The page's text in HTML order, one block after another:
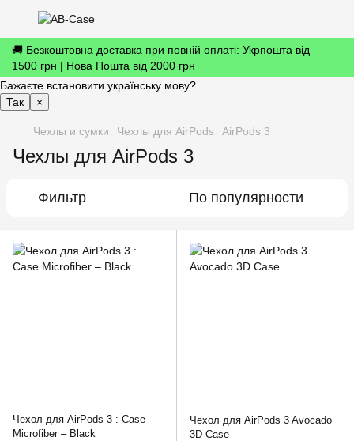
🚚 Безкоштовна доставка при повній оплаті: Укрпошта від
1500 грн | Нова Пошта від 2000 грн
Бажаєте встановити українську мову?
Так
×
Чехлы и сумки Чехлы для AirPods AirPods 3
Чехлы для AirPods 3
Фильтр По популярности
Чехол для AirPods 3 : Case
Microfiber – Black
Чехол для AirPods 3 Avocado
3D Case